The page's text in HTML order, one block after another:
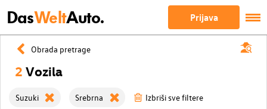
DasWeltAuto. Prijava
Obrada pretrage
2 Vozila
Suzuki Srebrna Izbriši sve filtere